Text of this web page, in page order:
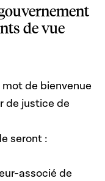
de vue
de bienvenue
de justice de
seront :
associé de